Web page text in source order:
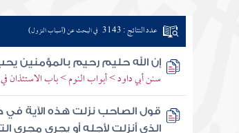
عدد النتائج : 3143 في البحث عن (أسباب النزول)
إن الله حليم رحيم بالمؤمنين
سنن أبي داود > أبواب النوم > باب الاستئذان
قول الصاحب نزلت هذه الآية
الذي أنزلت لأجله أو يجري مجرى